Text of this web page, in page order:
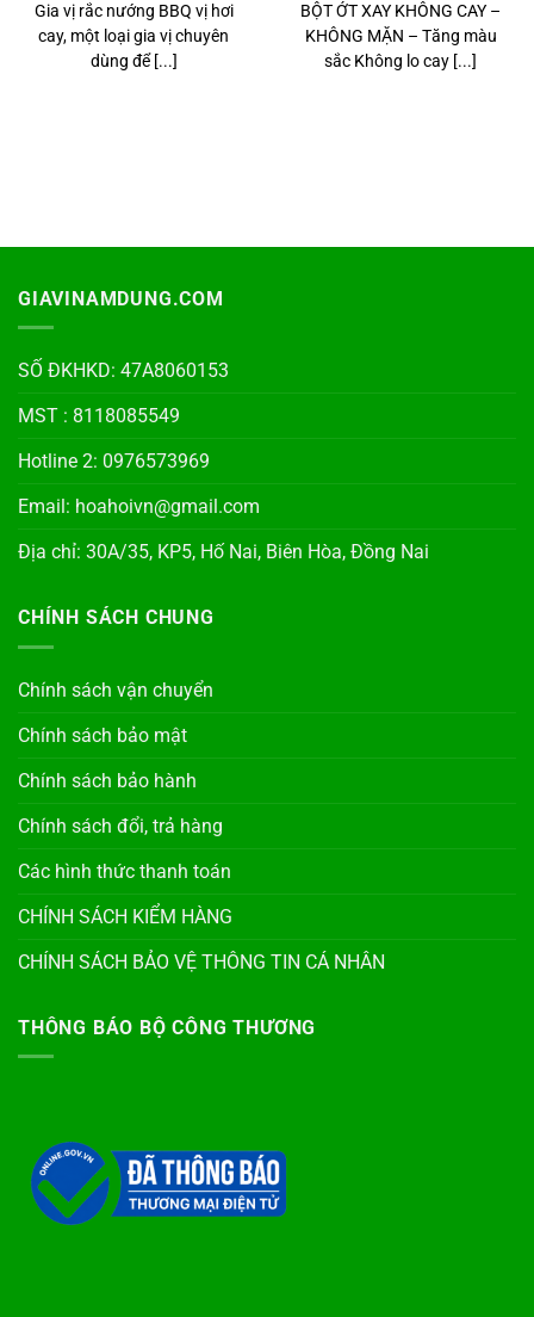
Bột cá dảnh /bột cá ngộ •
Dùng thay thế bột ngọt, hạt
nêm [...]
Bột nấm hương được sử
dụng đa dạng trong chế
GIAVINAMDUNG.COM
SỐ ĐKHKD: 47A8060153
MST : 8118085549
Hotline 2: 0976573969
Email: hoahoivn@gmail.com
Địa chỉ: 30A/35, KP5, Hố Nai, Biên Hòa, Đồng Nai
CHÍNH SÁCH CHUNG
Chính sách vận chuyển
Chính sách bảo mật
Chính sách bảo hành
Chính sách đổi, trả hàng
Các hình thức thanh toán
CHÍNH SÁCH KIỂM HÀNG
CHÍNH SÁCH BẢO VỆ THÔNG TIN CÁ NHÂN
THÔNG BÁO BỘ CÔNG THƯƠNG